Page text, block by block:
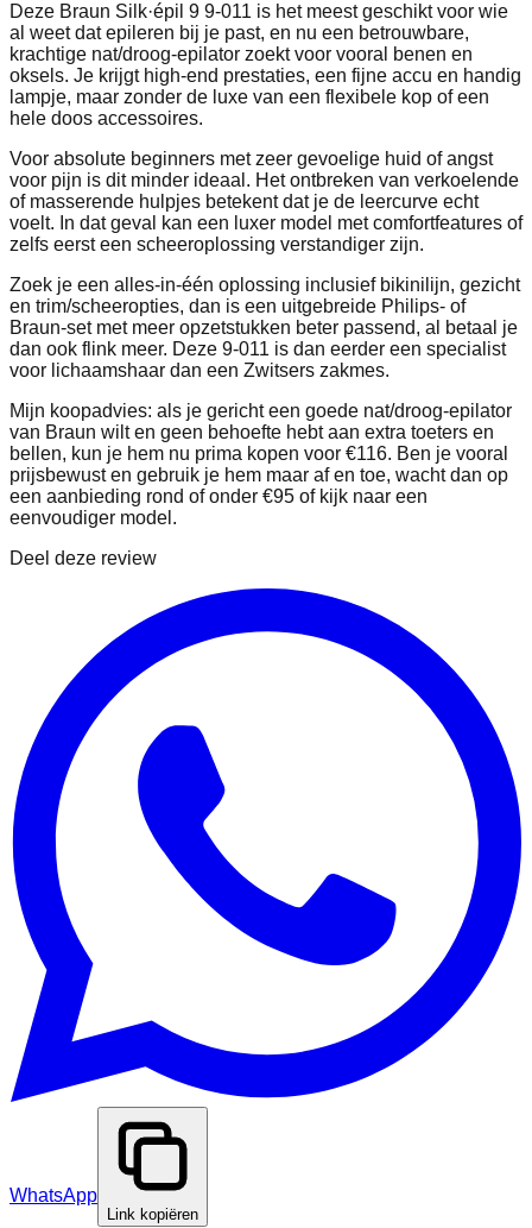
Deze Braun Silk·épil 9 9-011 is het meest geschikt voor wie
al weet dat epileren bij je past, en nu een betrouwbare,
krachtige nat/droog-epilator zoekt voor vooral benen en
oksels. Je krijgt high-end prestaties, een fijne accu en handig
lampje, maar zonder de luxe van een flexibele kop of een
hele doos accessoires.
Voor absolute beginners met zeer gevoelige huid of angst
voor pijn is dit minder ideaal. Het ontbreken van verkoelende
of masserende hulpjes betekent dat je de leercurve echt
voelt. In dat geval kan een luxer model met comfortfeatures of
zelfs eerst een scheeroplossing verstandiger zijn.
Zoek je een alles-in-één oplossing inclusief bikinilijn, gezicht
en trim/scheeropties, dan is een uitgebreide Philips- of
Braun-set met meer opzetstukken beter passend, al betaal je
dan ook flink meer. Deze 9-011 is dan eerder een specialist
voor lichaamshaar dan een Zwitsers zakmes.
Mijn koopadvies: als je gericht een goede nat/droog-epilator
van Braun wilt en geen behoefte hebt aan extra toeters en
bellen, kun je hem nu prima kopen voor €116. Ben je vooral
prijsbewust en gebruik je hem maar af en toe, wacht dan op
een aanbieding rond of onder €95 of kijk naar een
eenvoudiger model.
Deel deze review
WhatsApp
Link kopiëren